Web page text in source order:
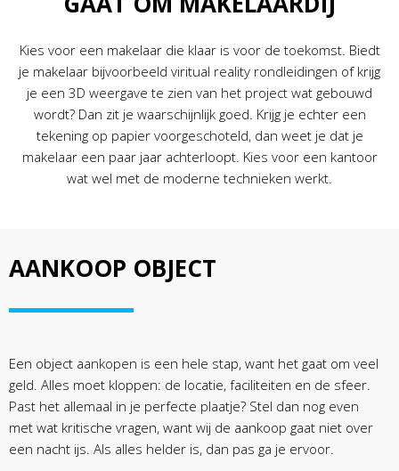
Kies voor een makelaar die klaar is voor de toekomst. Biedt
je makelaar bijvoorbeeld viritual reality rondleidingen of krijg
je een 3D weergave te zien van het project wat gebouwd
wordt? Dan zit je waarschijnlijk goed. Krijg je echter een
tekening op papier voorgeschoteld, dan weet je dat je
makelaar een paar jaar achterloopt. Kies voor een kantoor
wat wel met de moderne technieken werkt.
AANKOOP OBJECT
Een object aankopen is een hele stap, want het gaat om veel
geld. Alles moet kloppen: de locatie, faciliteiten en de sfeer.
Past het allemaal in je perfecte plaatje? Stel dan nog even
met wat kritische vragen, want wij de aankoop gaat niet over
een nacht ijs. Als alles helder is, dan pas ga je ervoor.